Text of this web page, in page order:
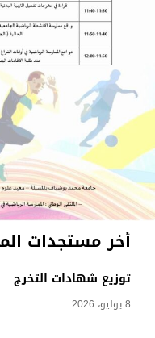
أخر مستجدات
توزيع شهادات التخرج
8 يوليو، 2026